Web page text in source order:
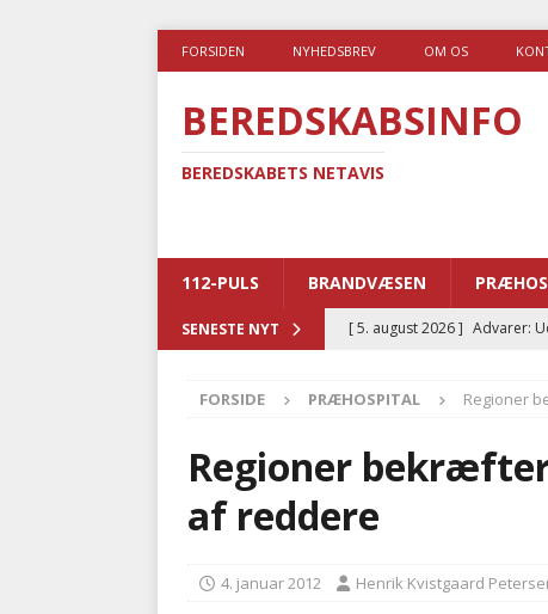
FORSIDEN NYHEDSBREV OM OS
BEREDSKABSINFO
BEREDSKABETS NETAVIS
112-PULS BRANDVÆSEN
SENESTE NYT [ 5. august 2026 ] Advarer:
[ 5. august 2026 ] Ny
[ 4. august 2026 ]
[ 4. august 2026 ]
FORSIDE PRÆHOSPITAL Regioner
Regioner
af reddere
4. januar 2012 Henrik Kvistgaard